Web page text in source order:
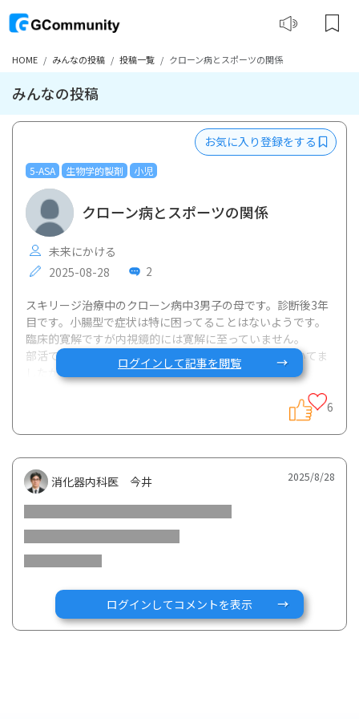
HOME みんなの投稿 投稿一覧 クローン病とスポーツの関係
みんなの投稿
5-ASA 生物学的製剤 小児
お気に入り登録をする
クローン病とスポーツの関係
未来にかける
2025-08-28
2
スキリージ治療中のクローン病中3男子の母です。診断後3年
目です。小腸型で症状は特に困ってることはないようです。
臨床的寛解ですが内視鏡的には寛解に至っていません。
部活で空手を始めました。ほどほどに運動はよいと聞いてま
したが、かなりハードな運動部です。
クローン病とスポーツの関係について教えてください。スポ
ーツすることで悪化や逆にストレス発散で改善など、スポー
ツが与えるクローン病への影響について、よろしくお願いし
ます。
ログインして記事を閲覧
6
消化器内科医 今井 2025/8/28
ログインしてコメントを表示